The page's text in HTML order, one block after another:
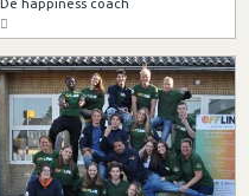
De happiness coach